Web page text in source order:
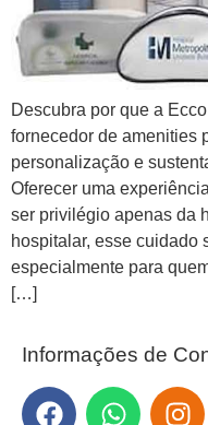
Descubra por que a
fornecedor de amenities
personalização e
Oferecer uma
ser privilégio apenas da
hospitalar, esse cuidado
especialmente para
[…]
Informações de